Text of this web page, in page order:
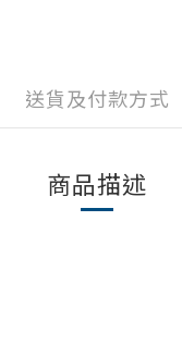
送貨及付款方式
商品描述